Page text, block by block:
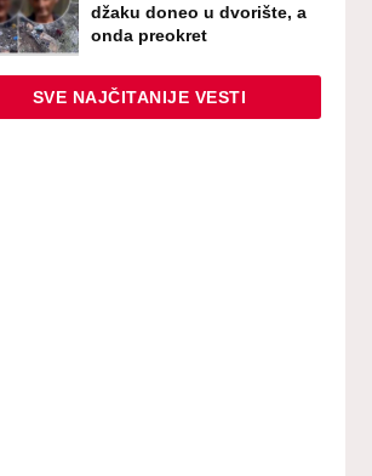
džaku doneo u dvorište, a
onda preokret
SVE NAJČITANIJE VESTI